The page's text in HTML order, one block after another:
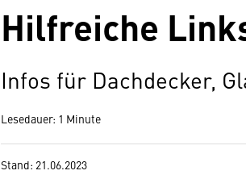
Hilfreiche
Infos für Dachdecker,
Lesedauer: 1 Minute
Stand: 21.06.2023